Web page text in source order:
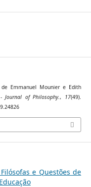
Emmanuel Mounier e Edith
Journal of Philosophy., 17(49).
e Questões de